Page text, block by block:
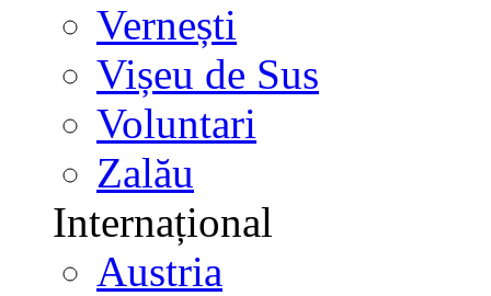
Vernești
Vișeu de Sus
Voluntari
Zalău
Internațional
Austria